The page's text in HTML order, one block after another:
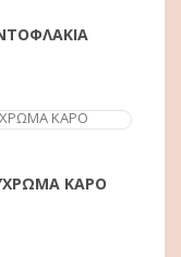
ΚΑΡΟ